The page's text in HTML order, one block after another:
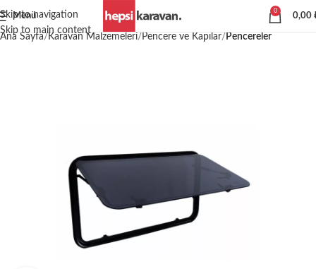
Skip to navigation
Skip to main content
Menü
0
0,00
Ana Sayfa Karavan Malzemeleri Pencere ve Kapılar Pencereler